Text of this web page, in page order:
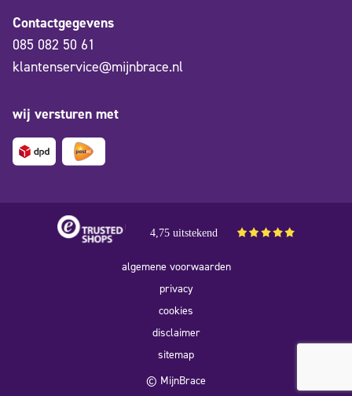
Contactgegevens
085 082 50 61
klantenservice@mijnbrace.nl
wij versturen met
4,75 uitstekend
algemene voorwaarden
privacy
cookies
disclaimer
sitemap
© MijnBrace